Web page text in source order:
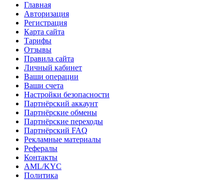
Главная
Авторизация
Регистрация
Карта сайта
Тарифы
Отзывы
Правила сайта
Личный кабинет
Ваши операции
Ваши счета
Настройки безопасности
Партнёрский аккаунт
Партнёрские обмены
Партнёрские переходы
Партнёрский FAQ
Рекламные материалы
Рефералы
Контакты
AML/KYC
Политика